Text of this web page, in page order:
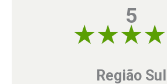
5
Região Sul